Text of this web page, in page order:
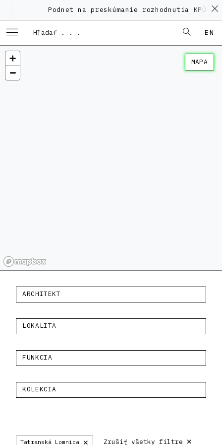
Podnet na preskúmanie rozhodnutia KPÚ
EN
MAPA
ARCHITEKT
LOKALITA
FUNKCIA
KOLEKCIA
Tatranská Lomnica × Zrušiť všetky filtre ×